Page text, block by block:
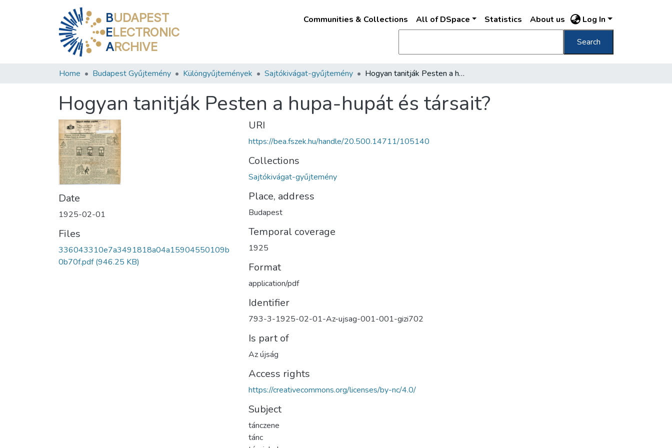
BUDAPEST
ELECTRONIC
ARCHIVE
Communities & Collections All of DSpace Statistics About us Log In
Search
Home Budapest Gyűjtemény Különgyűjtemények Sajtókivágat-gyűjtemény Hogyan tanitják Pesten a hupa-hupát és társait?
Hogyan tanitják Pesten a hupa-hupát és társait?
Date
1925-02-01
Files
336043310e7a3491818a04a15904550109b
0b70f.pdf(946.25 KB)
URI
https://bea.fszek.hu/handle/20.500.14711/105140
Collections
Sajtókivágat-gyűjtemény
Place, address
Budapest
Temporal coverage
1925
Format
application/pdf
Identifier
793-3-1925-02-01-Az-ujsag-001-001-gizi702
Is part of
Az újság
Access rights
https://creativecommons.org/licenses/by-nc/4.0/
Subject
tánczene
tánc